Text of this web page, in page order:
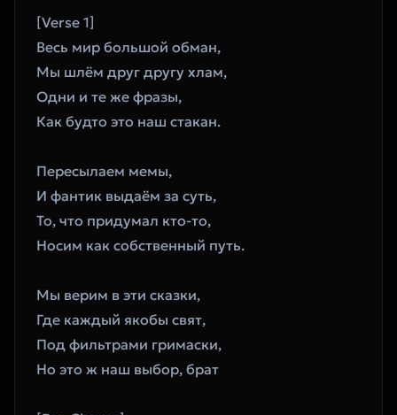
[Verse 1]
Весь мир большой обман,
Мы шлём друг другу хлам,
Одни и те же фразы,
Как будто это наш стакан.
Пересылаем мемы,
И фантик выдаём за суть,
То, что придумал кто-то,
Носим как собственный путь.
Мы верим в эти сказки,
Где каждый якобы свят,
Под фильтрами гримаски,
Но это ж наш выбор, брат